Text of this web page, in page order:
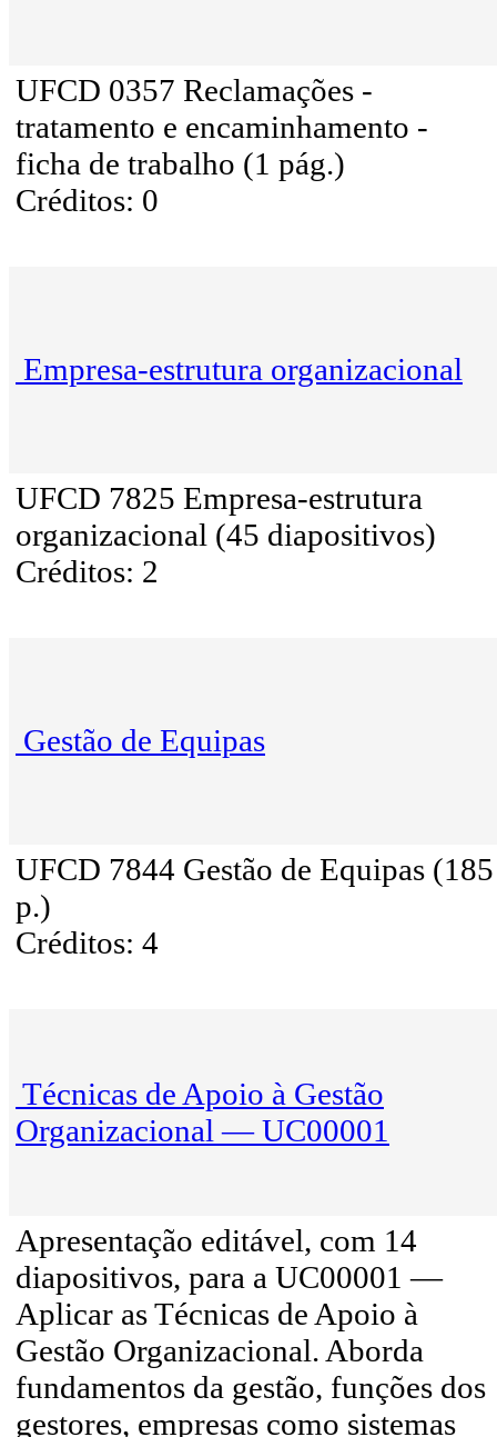
UFCD 0357 Reclamações -
tratamento e encaminhamento -
ficha de trabalho (1 pág.)
Créditos: 0
Empresa-estrutura organizacional
UFCD 7825 Empresa-estrutura
organizacional (45 diapositivos)
Créditos: 2
Gestão de Equipas
UFCD 7844 Gestão de Equipas (185
p.)
Créditos: 4
Técnicas de Apoio à Gestão
Organizacional — UC00001
Apresentação editável, com 14
diapositivos, para a UC00001 —
Aplicar as Técnicas de Apoio à
Gestão Organizacional. Aborda
fundamentos da gestão, funções dos
gestores, empresas como sistemas